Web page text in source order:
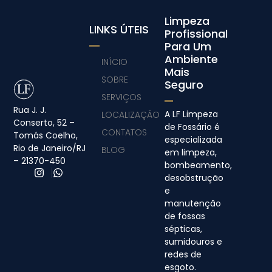
Rua J. J.
Conserto, 52 –
Tomás Coelho,
Rio de Janeiro/RJ
– 21370-450
Limpeza
Profissional
Para Um
Ambiente
Mais
Seguro
A LF Limpeza
de Fossário é
especializada
em limpeza,
bombeamento,
desobstrução
e
manutenção
de fossas
sépticas,
sumidouros e
redes de
esgoto.
LINKS ÚTEIS
INÍCIO
SOBRE
SERVIÇOS
LOCALIZAÇÃO
CONTATOS
BLOG